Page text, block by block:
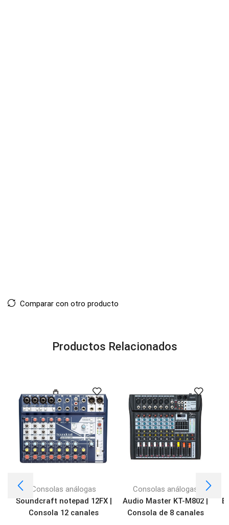
Comparar con otro producto
Productos Relacionados
Consolas análogas
Soundcraft notepad 12FX |
Consola 12 canales
Consolas análogas
Audio Master KT-M802 |
Consola de 8 canales